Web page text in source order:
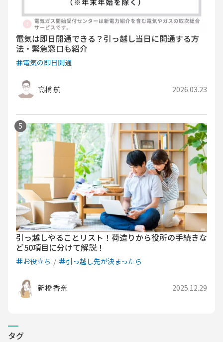
電気は即日開通できる？引っ越し当日に開通する方
法・緊急窓口も紹介
電気の即日開通
高橋 航 2026.03.23
引っ越しやることリスト！荷造りから役所の手続きな
ど50項目に分けて解説！
お役立ち 引っ越し先が決まったら
新橋 香奈 2025.12.29
タグ